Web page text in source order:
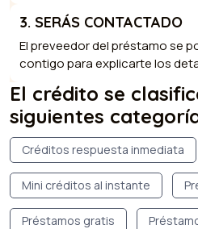
3. SERÁS CONTACTADO
El preveedor del préstamo se
contigo para explicarte los
El crédito se
siguientes
Créditos respuesta inmediata
Mini créditos al instante
Préstamos gratis